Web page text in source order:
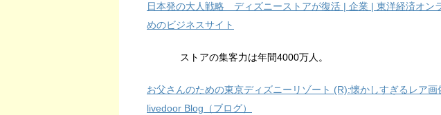
日本発の大人戦略 ディズニーストアが復活 | 企業 | 東洋経済オン
めのビジネスサイト
ストアの集客力は年間4000万人。
お父さんのための東京ディズニーリゾート (R):懐かしすぎるレア
livedoor Blog（ブログ）